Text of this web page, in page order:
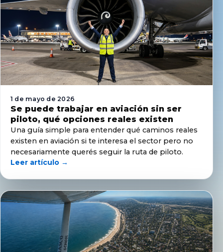
1 de mayo de 2026
Se puede trabajar en aviación sin ser
piloto, qué opciones reales existen
Una guía simple para entender qué caminos reales
existen en aviación si te interesa el sector pero no
necesariamente querés seguir la ruta de piloto.
Leer artículo →